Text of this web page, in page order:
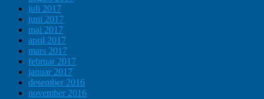
juli 2017
juni 2017
mai 2017
april 2017
mars 2017
februar 2017
januar 2017
desember 2016
november 2016